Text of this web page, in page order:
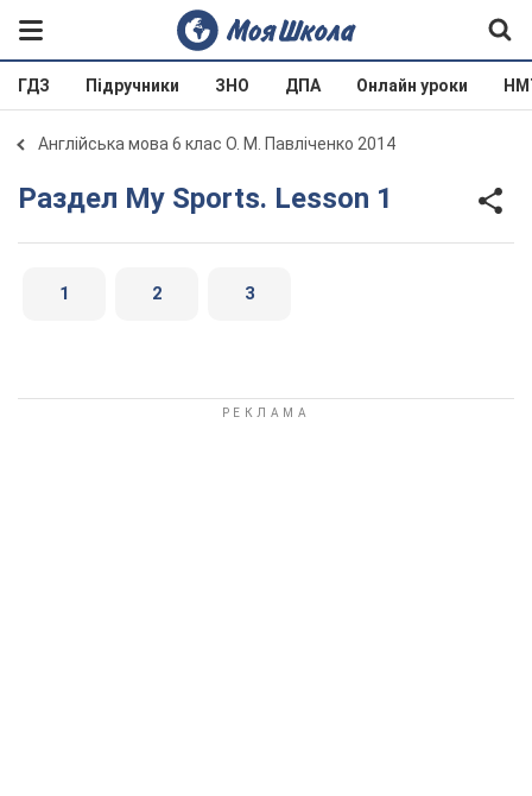
ГДЗ Підручники ЗНО ДПА Онлайн уроки
Англійська мова 6 клас О. М. Павліченко 2014
Раздел My Sports. Lesson 1
1 2 3